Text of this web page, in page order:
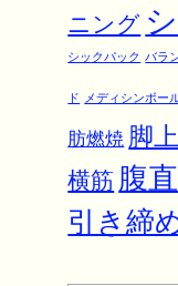
ニング
シックパック バラ
ド メディシンボー
肪燃焼 脚
横筋 腹
引き締